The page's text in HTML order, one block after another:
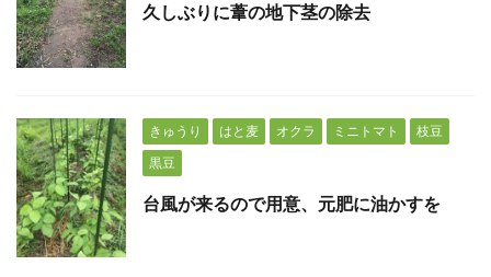
久しぶりに葦の地下茎の除去
きゅうり はと麦 オクラ ミニトマト
枝豆
黒豆
台風が来るので用意、元肥に油かすを